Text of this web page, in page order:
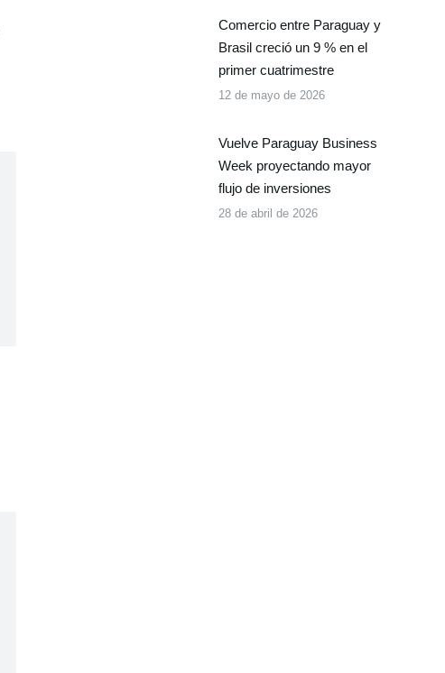
Comercio entre Paraguay y
Brasil creció un 9 % en el
primer cuatrimestre
12 de mayo de 2026
Vuelve Paraguay Business
Week proyectando mayor
flujo de inversiones
28 de abril de 2026